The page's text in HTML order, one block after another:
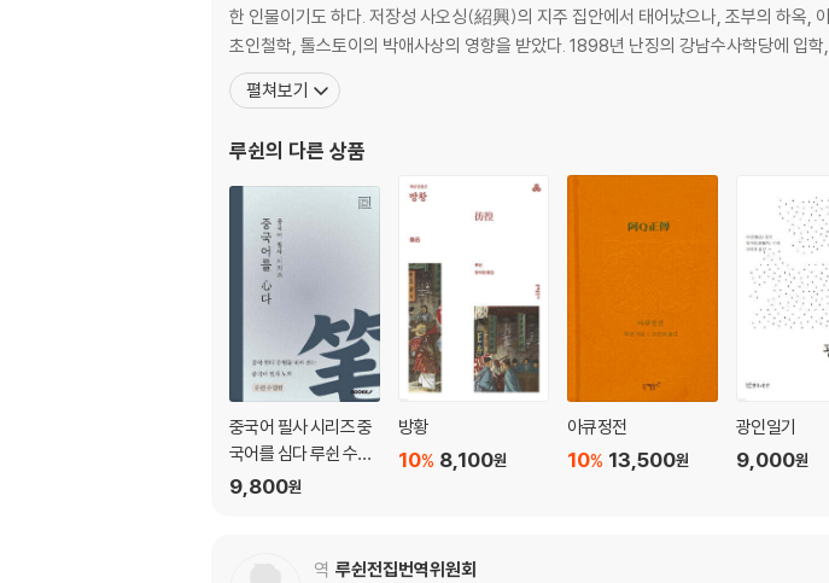
한 인물이기도 하다. 저장성 사오싱(紹興)의 지주 집안에서 태어났으나, 조부의 하옥, 아버지의 병사 등으로 어려서부터 고생스럽게 살았다. 청년시대에 진화론과 니체의
초인철학, 톨스토이의 박애사상의 영향을 받았다. 1898년 난징의 강남수사학당에 입학,
펼쳐보기
루쉰의 다른 상품
중국어 필사 시리즈 중
국어를 심다 루쉰 수필
편
9,800원
방황
8,100원
10%
아큐정전
13,500원
10%
광인일기
9,000원
역 루쉰전집번역위원회